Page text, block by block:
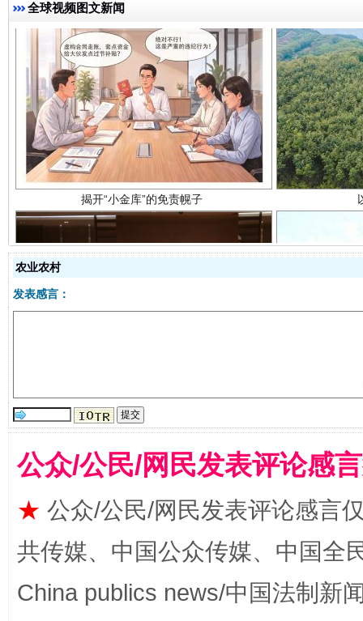
全球视频图文新闻
揭开“小金库”的免责幌子
全民健身五年计划来了！等你上场
农业农村
发表感言：
公众/公民/网民发表评论感
★ 公众/公民/网民发表评论感言
共传媒、中国公众传媒、中国全
China publics news/中国法制新